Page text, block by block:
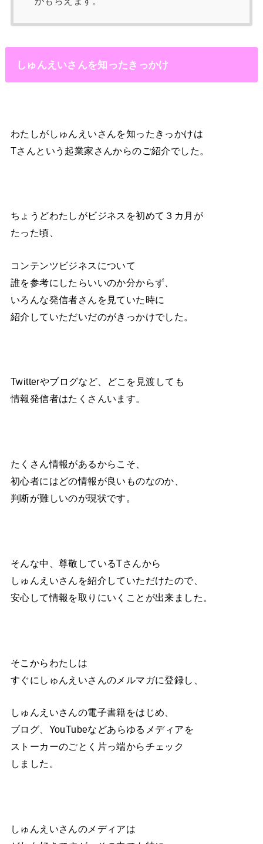
しゅんえいさんを知ったきっかけ
わたしがしゅんえいさんを知ったきっかけは
Tさんという起業家さんからのご紹介でした。
ちょうどわたしがビジネスを初めて３カ月が
たった頃、
コンテンツビジネスについて
誰を参考にしたらいいのか分からず、
いろんな発信者さんを見ていた時に
紹介していただいだのがきっかけでした。
Twitterやブログなど、どこを見渡しても
情報発信者はたくさんいます。
たくさん情報があるからこそ、
初心者にはどの情報が良いものなのか、
判断が難しいのが現状です。
そんな中、尊敬しているTさんから
しゅんえいさんを紹介していただけたので、
安心して情報を取りにいくことが出来ました。
そこからわたしは
すぐにしゅんえいさんのメルマガに登録し、
しゅんえいさんの電子書籍をはじめ、
ブログ、YouTubeなどあらゆるメディアを
ストーカーのごとく片っ端からチェック
しました。
しゅんえいさんのメディアは